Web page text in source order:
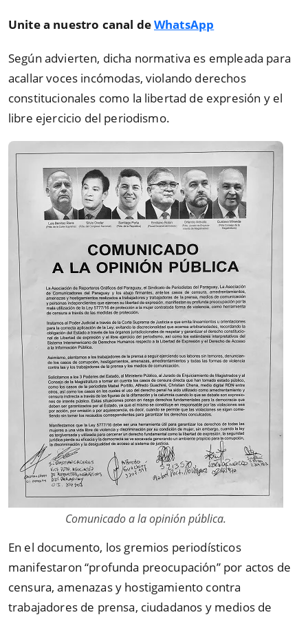
Unite a nuestro canal deWhatsApp
Según advierten, dicha normativa es empleada para
acallar voces incómodas, violando derechos
constitucionales como la libertad de expresión y el
libre ejercicio del periodismo.
Comunicado a la opinión pública.
En el documento, los gremios periodísticos
manifestaron “profunda preocupación” por actos de
censura, amenazas y hostigamiento contra
trabajadores de prensa, ciudadanos y medios de